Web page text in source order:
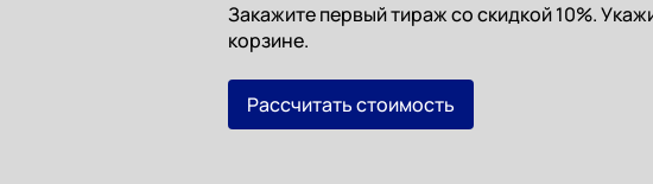
Закажите первый тираж со скидкой 10%.
корзине.
Рассчитать стоимость